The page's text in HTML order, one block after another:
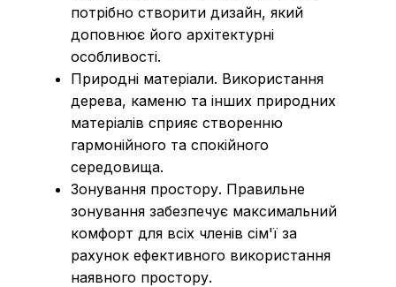
потрібно створити дизайн, який
доповнює його архітектурні
особливості.
Природні матеріали. Використання
дерева, каменю та інших природних
матеріалів сприяє створенню
гармонійного та спокійного
середовища.
Зонування простору. Правильне
зонування забезпечує максимальний
комфорт для всіх членів сім'ї за
рахунок ефективного використання
наявного простору.